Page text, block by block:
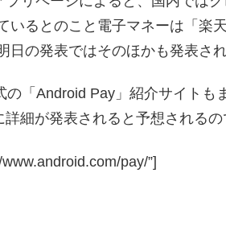
いるとのこと電子マネーは「楽
日の発表ではそのほかも発表さ
の「Android Pay」紹介サイトも
細が発表されると予想されるの
pay/”]